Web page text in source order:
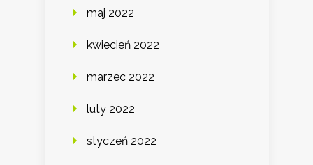
maj 2022
kwiecień 2022
marzec 2022
luty 2022
styczeń 2022